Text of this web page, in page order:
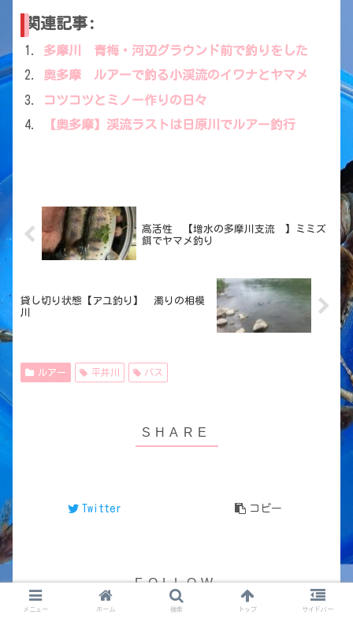
関連記事:
多摩川 青梅・河辺グラウンド前で釣りをした
奥多摩 ルアーで釣る小渓流のイワナとヤマメ
コツコツとミノー作りの日々
【奥多摩】渓流ラストは日原川でルアー釣行
高活性 【増水の多摩川支流 】ミミズ
餌でヤマメ釣り
貸し切り状態【アユ釣り】 濁りの相模
川
ルアー 平井川 バス
Twitter コピー
メニュー ホーム 検索 トップ サイドバー